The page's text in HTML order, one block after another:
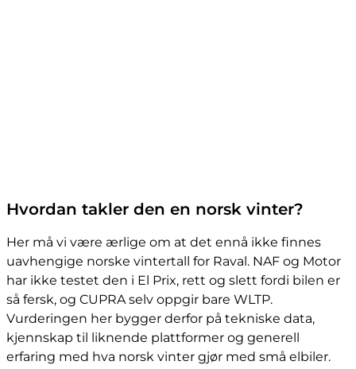
Hvordan takler den en norsk vinter?
Her må vi være ærlige om at det ennå ikke finnes
uavhengige norske vintertall for Raval. NAF og Motor
har ikke testet den i El Prix, rett og slett fordi bilen er
så fersk, og CUPRA selv oppgir bare WLTP.
Vurderingen her bygger derfor på tekniske data,
kjennskap til liknende plattformer og generell
erfaring med hva norsk vinter gjør med små elbiler.